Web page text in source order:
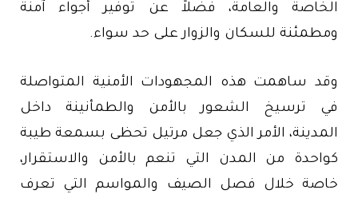
الخاصة والعامة، فضلاً عن توفير أجواء آمنة
ومطمئنة للسكان والزوار على حد سواء.
وقد ساهمت هذه المجهودات الأمنية المتواصلة
في ترسيخ الشعور بالأمن والطمأنينة داخل
المدينة، الأمر الذي جعل مرتيل تحظى بسمعة طيبة
كواحدة من المدن التي تنعم بالأمن والاستقرار،
خاصة خلال فصل الصيف والمواسم التي تعرف